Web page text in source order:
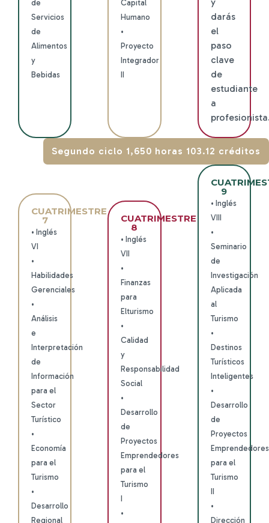
de
Servicios
de
Alimentos
y
Bebidas
Capital
Humano
•
Proyecto
Integrador
II
darás
el
paso
clave
de
estudiante
a
Segundo ciclo 1,650 horas 103.12 créditos
CUATRIMESTRE
7
• Inglés
VI
•
Habilidades
Gerenciales
•
Análisis
e
Interpretación
de
Información
para el
Sector
Turístico
•
Economía
para el
Turismo
•
Desarrollo
Regional
CUATRIMESTRE
8
• Inglés
VII
•
Finanzas
para
Elturismo
•
Calidad
y
Responsabilidad
Social
•
Desarrollo
de
Proyectos
Emprendedores
para el
Turismo
I
•
9
• Inglés
VIII
•
Seminario
de
Investigación
Aplicada
al
Turismo
•
Destinos
Turísticos
Inteligentes
•
Desarrollo
de
Proyectos
Emprendedores
para el
Turismo
II
•
Dirección